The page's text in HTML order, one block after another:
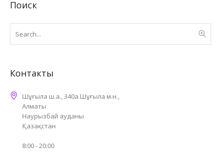
Поиск
Контакты
Шұғыла ш.а., 340а Шұғыла м.н.,
Алматы
Наурызбай ауданы
Қазақстан
8:00 - 20:00